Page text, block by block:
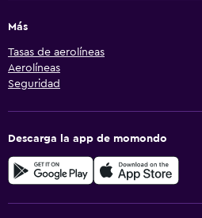
Más
Tasas de aerolíneas
Aerolíneas
Seguridad
Descarga la app de momondo